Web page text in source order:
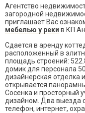
Агентство
загородной
приглашает Вас
мебелью у реки в КП
Сдается в аренду
расположенный в
площадь строений:
домик для персонала
дизайнерская отделка
открывается
Сосенка и просторный
дизайном. Два выезда
телефон, интернет,